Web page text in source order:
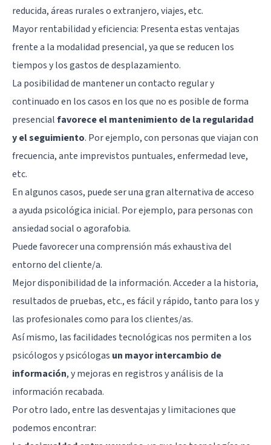
reducida, áreas rurales o extranjero, viajes, etc.
Mayor rentabilidad y eficiencia: Presenta estas ventajas
frente a la modalidad presencial, ya que se reducen los
tiempos y los gastos de desplazamiento.
La posibilidad de mantener un contacto regular y
continuado en los casos en los que no es posible de forma
presencialfavorece el mantenimiento de la regularidad
y el seguimiento. Por ejemplo, con personas que viajan con
frecuencia, ante imprevistos puntuales, enfermedad leve,
etc.
En algunos casos, puede ser una gran alternativa de acceso
a ayuda psicológica inicial. Por ejemplo, para personas con
ansiedad socialo agorafobia.
Puede favorecer una comprensión más exhaustiva del
entorno del cliente/a.
Mejor disponibilidad de la información. Acceder a la historia,
resultados de pruebas, etc., es fácil y rápido, tanto para los y
las profesionales como para los clientes/as.
Así mismo, las facilidades tecnológicas nos permiten a los
psicólogos y psicólogas un mayor intercambio de
información, y mejoras en registros y análisis de la
información recabada.
Por otro lado, entre las desventajas y limitaciones que
podemos encontrar: